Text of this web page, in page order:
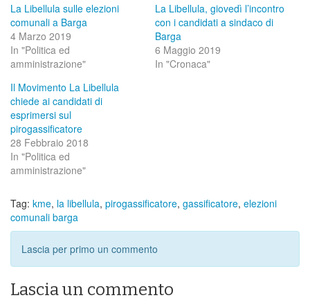
La Libellula sulle elezioni
comunali a Barga
4 Marzo 2019
In "Politica ed
amministrazione"
La Libellula, giovedì l’incontro
con i candidati a sindaco di
Barga
6 Maggio 2019
In "Cronaca"
Il Movimento La Libellula
chiede ai candidati di
esprimersi sul
pirogassificatore
28 Febbraio 2018
In "Politica ed
amministrazione"
Tag: kme, la libellula, pirogassificatore, gassificatore, elezioni
comunali barga
Lascia per primo un commento
Lascia un commento